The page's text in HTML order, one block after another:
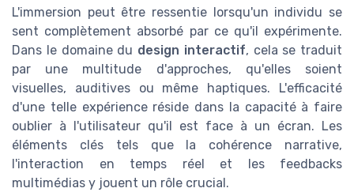
L'immersion peut être ressentie lorsqu'un individu se
sent complètement absorbé par ce qu'il expérimente.
Dans le domaine du design interactif, cela se traduit
par une multitude d'approches, qu'elles soient
visuelles, auditives ou même haptiques. L'efficacité
d'une telle expérience réside dans la capacité à faire
oublier à l'utilisateur qu'il est face à un écran. Les
éléments clés tels que la cohérence narrative,
l'interaction en temps réel et les feedbacks
multimédias y jouent un rôle crucial.